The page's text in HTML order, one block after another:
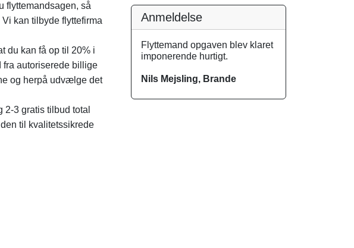
flyttemandsagen, så
kan tilbyde flyttefirma
du kan få op til 20% i
fra autoriserede billige
og herpå udvælge det
3 gratis tilbud total
til kvalitetssikrede
Anmeldelse
Flyttemand opgaven blev klaret
imponerende hurtigt.
Nils Mejsling, Brande